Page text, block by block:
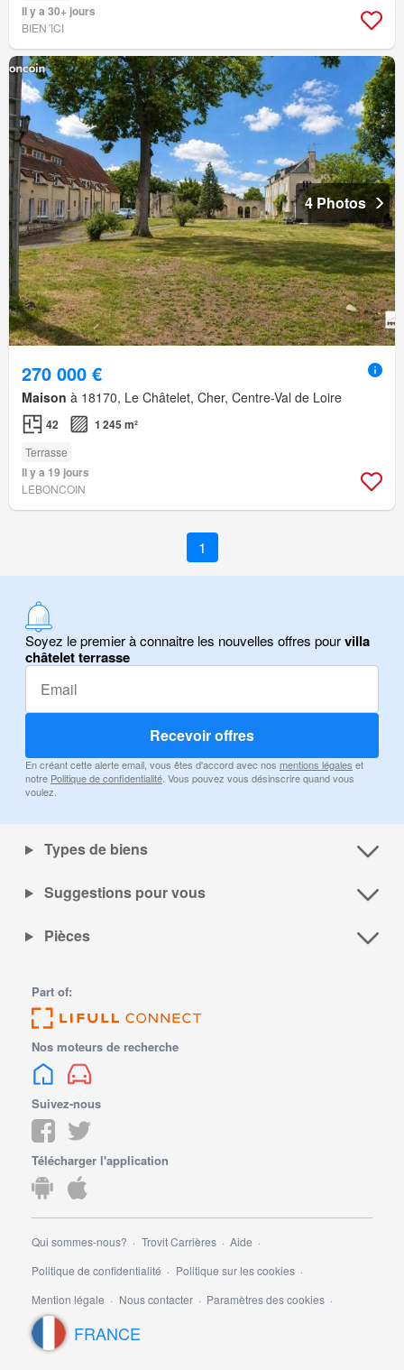
Il y a 30+ jours
BIEN´ICI
4 Photos
270 000 €
Maison à 18170, Le Châtelet, Cher, Centre-Val de Loire
42 1 245 m²
Terrasse
Il y a 19 jours
LEBONCOIN
1
Soyez le premier à connaitre les nouvelles offres pourvilla
châtelet terrasse
Recevoir offres
En créant cette alerte email, vous êtes d'accord avec nos mentions légales et
notre Politique de confidentialité. Vous pouvez vous désinscrire quand vous
voulez.
Types de biens
Suggestions pour vous
Pièces
Part of:
Nos moteurs de recherche
Suivez-nous
Télécharger l'application
Qui sommes-nous? Trovit Carrières
Aide
Politique de confidentialité
Politique sur les cookies
Mention légale
Nous contacter Paramètres des cookies
FRANCE